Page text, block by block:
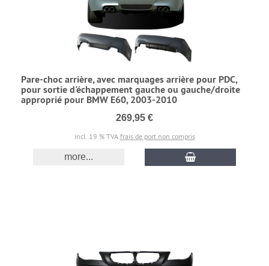
Pare-choc arrière, avec marquages arrière pour PDC,
pour sortie d'échappement gauche ou gauche/droite
approprié pour BMW E60, 2003-2010
269,95 €
incl. 19 % TVA frais de port non compris
more...